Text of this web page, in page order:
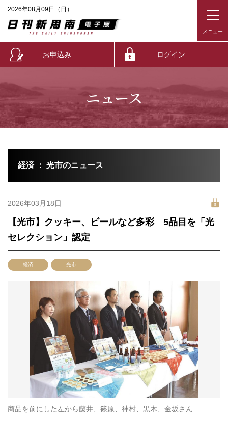
2026年08月09日（日）
お申込み ログイン
ニュース
経済 ： 光市のニュース
2026年03月18日
【光市】クッキー、ビールなど多彩 5品目を「光
セレクション」認定
経済 光市
商品を前にした左から藤井、篠原、神村、黒木、金坂さん